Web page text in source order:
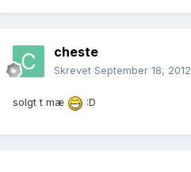
cheste
Skrevet September 18, 2012
solgt t mæ :D